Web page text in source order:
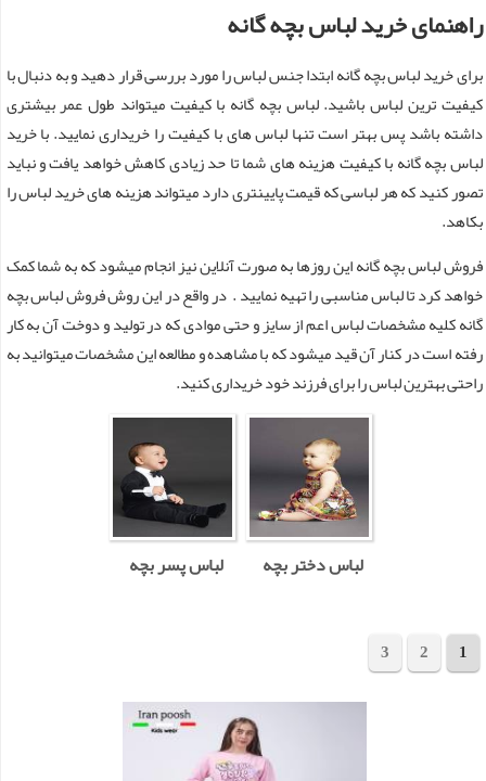
راهنمای خرید لباس بچه گانه
برای خرید لباس بچه گانه ابتدا جنس لباس را مورد بررسی قرار دهید و به دنبال با
کیفیت ترین لباس باشید. لباس بچه گانه با کیفیت میتواند طول عمر بیشتری
داشته باشد پس بهتر است تنها لباس های با کیفیت را خریداری نمایید. با خرید
لباس بچه گانه با کیفیت هزینه های شما تا حد زیادی کاهش خواهد یافت و نباید
تصور کنید که هر لباسی که قیمت پایینتری دارد میتواند هزینه های خرید لباس را
بکاهد.
فروش لباس بچه گانه این روزها به صورت آنلاین نیز انجام میشود که به شما کمک
خواهد کرد تا لباس مناسبی را تهیه نمایید . در واقع در این روش فروش لباس بچه
گانه کلیه مشخصات لباس اعم از سایز و حتی موادی که در تولید و دوخت آن به کار
رفته است در کنار آن قید میشود که با مشاهده و مطالعه این مشخصات میتوانید به
راحتی بهترین لباس را برای فرزند خود خریداری کنید.
لباس دختر بچه لباس پسر بچه
1
2
3